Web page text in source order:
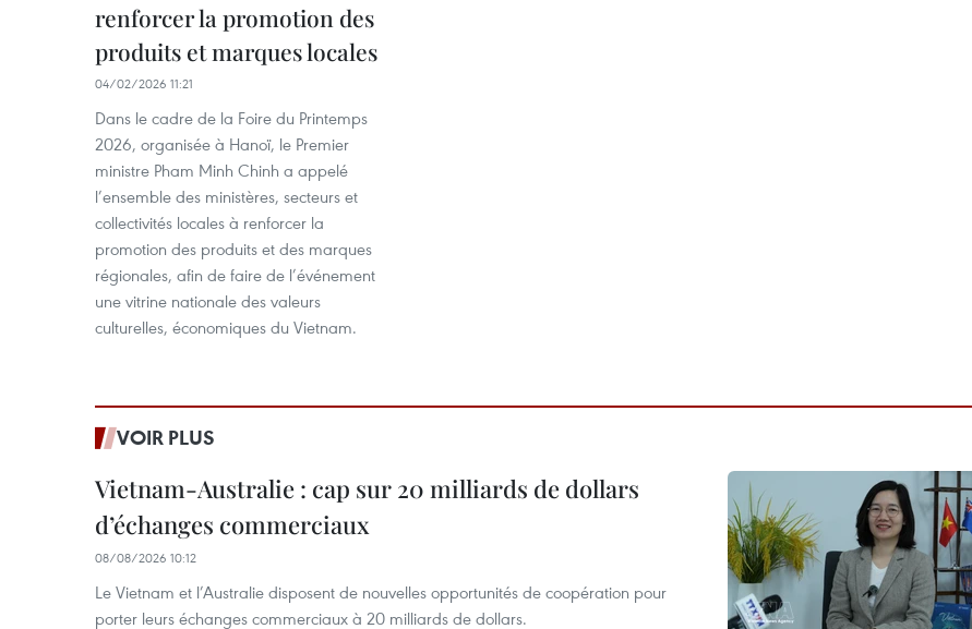
renforcer la promotion des
produits et marques locales
04/02/2026 11:21
Dans le cadre de la Foire du Printemps
2026, organisée à Hanoï, le Premier
ministre Pham Minh Chinh a appelé
l’ensemble des ministères, secteurs et
collectivités locales à renforcer la
promotion des produits et des marques
régionales, afin de faire de l’événement
une vitrine nationale des valeurs
culturelles, économiques du Vietnam.
VOIR PLUS
Vietnam-Australie : cap sur 20 milliards de dollars
d’échanges commerciaux
08/08/2026 10:12
Le Vietnam et l’Australie disposent de nouvelles opportunités de coopération pour
porter leurs échanges commerciaux à 20 milliards de dollars.